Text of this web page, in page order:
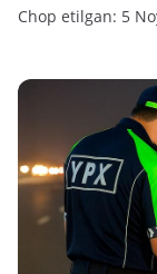
Chop etilgan: 5